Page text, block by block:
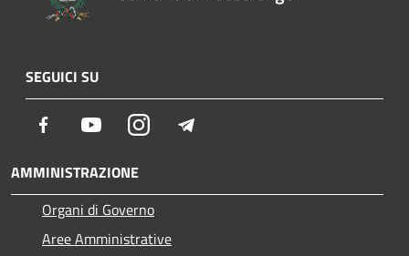
SEGUICI SU
Facebook YoutubeInstagram
AMMINISTRAZIONE
Organi di Governo
Aree Amministrative